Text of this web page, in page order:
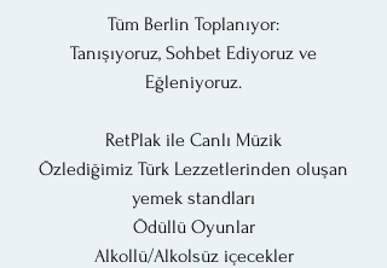
Tüm Berlin Toplanıyor:
Tanışıyoruz, Sohbet Ediyoruz ve
Eğleniyoruz.
RetPlak ile Canlı Müzik
Özlediğimiz Türk Lezzetlerinden oluşan
yemek standları
Ödüllü Oyunlar
Alkollü/Alkolsüz içecekler